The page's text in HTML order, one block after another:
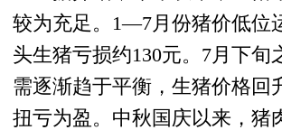
较为充足。1—7月份猪价低位
头生猪亏损约130元。7月下旬
需逐渐趋于平衡，生猪价格回
扭亏为盈。中秋国庆以来，猪